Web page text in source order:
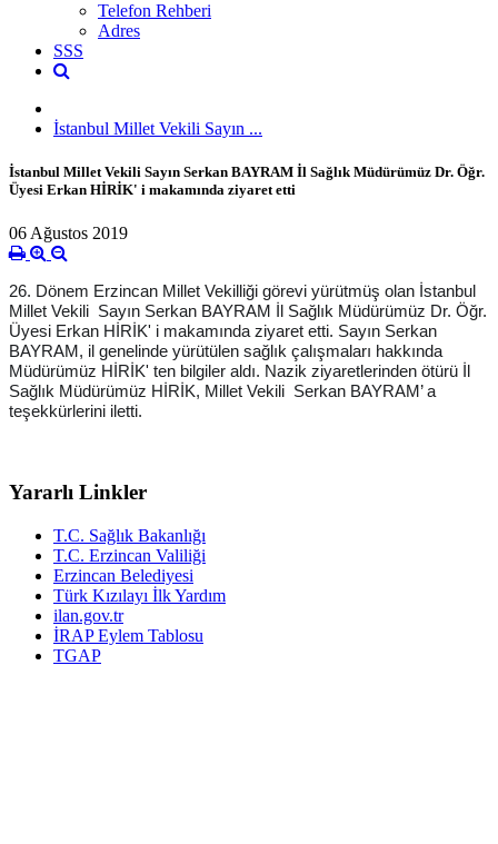
Telefon Rehberi
Adres
SSS
İstanbul Millet Vekili Sayın ...
İstanbul Millet Vekili Sayın Serkan BAYRAM İl Sağlık Müdürümüz Dr. Öğr.
Üyesi Erkan HİRİK' i makamında ziyaret etti
06 Ağustos 2019
26. Dönem Erzincan Millet Vekilliği görevi yürütmüş olan İstanbul
Millet Vekili Sayın Serkan BAYRAM İl Sağlık Müdürümüz Dr. Öğr.
Üyesi Erkan HİRİK' i makamında ziyaret etti. Sayın Serkan
BAYRAM, il genelinde yürütülen sağlık çalışmaları hakkında
Müdürümüz HİRİK' ten bilgiler aldı. Nazik ziyaretlerinden ötürü İl
Sağlık Müdürümüz HİRİK, Millet Vekili Serkan BAYRAM’ a
teşekkürlerini iletti.
Yararlı Linkler
T.C. Sağlık Bakanlığı
T.C. Erzincan Valiliği
Erzincan Belediyesi
Türk Kızılayı İlk Yardım
ilan.gov.tr
İRAP Eylem Tablosu
TGAP